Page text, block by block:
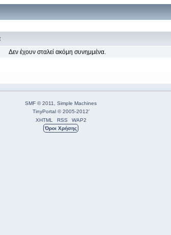
Δεν έχουν σταλεί ακόμη συνημμένα.
SMF © 2011
Simple Machines
TinyPortal © 2005-2012'
XHTML
RSS
WAP2
Όροι Χρήσης